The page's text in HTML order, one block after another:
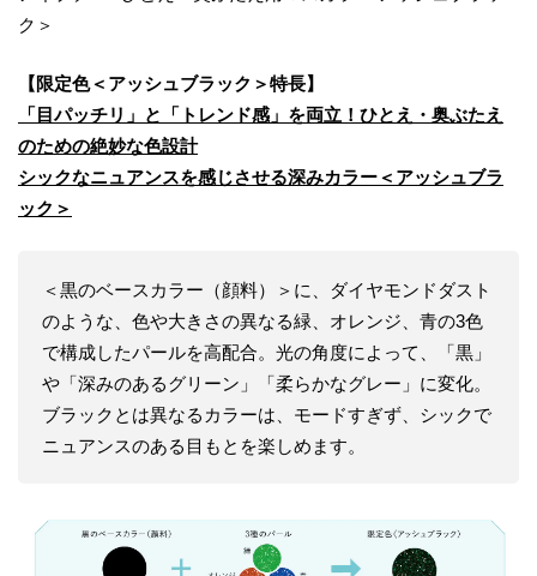
ク＞
【限定色＜ アッシュブラック ＞特長】
「目パッチリ」と「トレンド感」を両立 ！ ひとえ・奥ぶたえ
のための絶妙な色設計
シックなニュアンスを感じさせる深みカラー＜ アッシュブラ
ック＞
＜黒のベースカラー（顔料）＞に、ダイヤモンドダスト
のような、色や大きさの異なる緑、オレンジ、青の3色
で構成したパールを高配合。光の角度によって、「黒」
や「深みのあるグリーン」「柔らかなグレー」に変化。
ブラックとは異なるカラーは、モードすぎず、シックで
ニュアンスのある目もとを楽しめます。